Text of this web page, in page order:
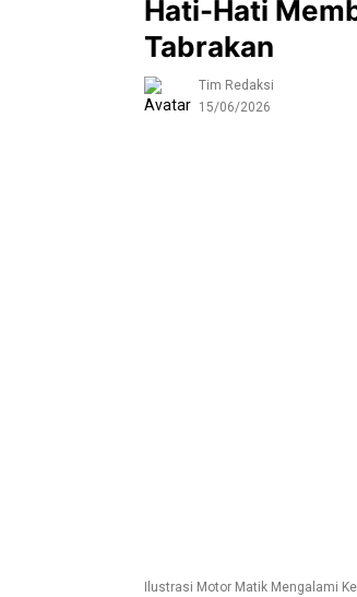
Hati-Hati
Tabrakan
Tim Redaksi
15/06/2026
Ilustrasi Motor Matik Mengalami